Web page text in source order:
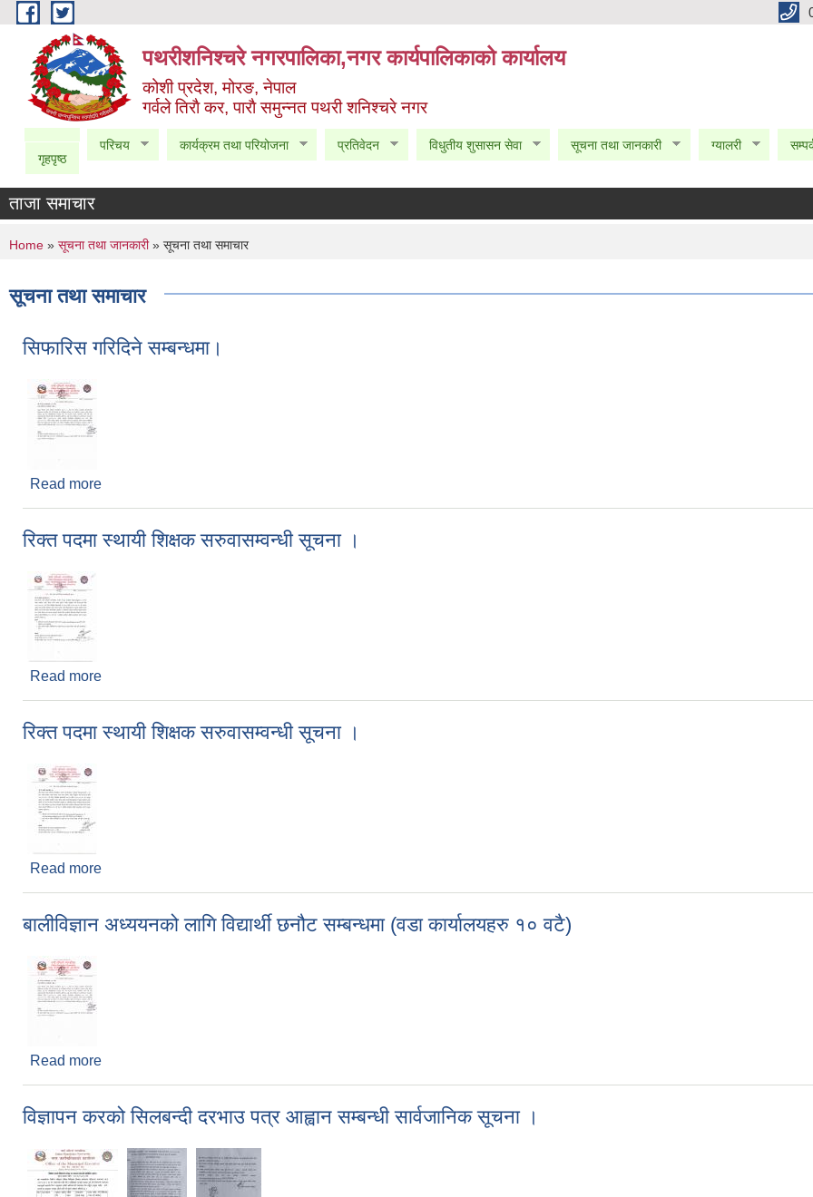
Skip to main content
पथरीशनिश्चरे नगरपालिका,नगर कार्यपालिकाको कार्यालय
कोशी प्रदेश, मोरङ, नेपाल
गर्वले तिराै कर, पाराै समुन्नत पथरी शनिश्चरे नगर
गृहपृष्ठ
परिचय कार्यक्रम तथा परियोजना प्रतिवेदन विधुतीय शुसासन सेवा सूचना तथा जानकारी ग्यालरी
ताजा समाचार
You are here
Home » सूचना तथा जानकारी» सूचना तथा समाचार
सूचना तथा समाचार
सिफारिस गरिदिने सम्बन्धमा।
Read more
रिक्त पदमा स्थायी शिक्षक सरुवासम्वन्धी सूचना ।
Read more
रिक्त पदमा स्थायी शिक्षक सरुवासम्वन्धी सूचना ।
Read more
बालीविज्ञान अध्ययनको लागि विद्यार्थी छनौट सम्बन्धमा (वडा कार्यालयहरु १० वटै)
Read more
विज्ञापन करको सिलबन्दी दरभाउ पत्र आह्वान सम्बन्धी सार्वजानिक सूचना ।